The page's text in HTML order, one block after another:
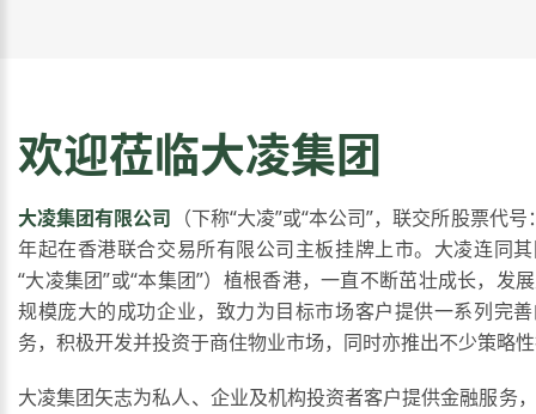
欢迎莅临大凌集团
大凌集团有限公司 （下称“大凌”或“本公司”，联交所股票代
年起在香港联合交易所有限公司主板挂牌上市。大凌连同
“大凌集团”或“本集团”）植根香港，一直不断茁壮成长，发
规模庞大的成功企业，致力为目标市场客户提供一系列完
务，积极开发并投资于商住物业市场，同时亦推出不少策略
大凌集团矢志为私人、企业及机构投资者客户提供金融服务